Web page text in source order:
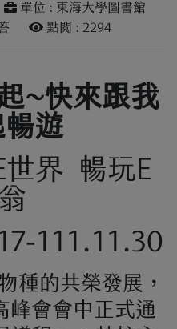
單位 : 東海大學圖書館
點閱 : 2294
~快來跟我
暢遊
世界 暢玩E
111.11.30
種的共榮發展，
峰會會中正式通